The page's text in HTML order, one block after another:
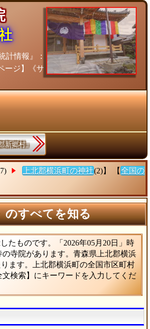
計情報』：
ージ】《サ
新郷村』
上北郡横浜町の神社(2)】 【 全国の
のすべてを知る
たものです。「2026年05月20日」時
寺院があります。青森県上北郡横浜
ます。上北郡横浜町の全国市区町村
検索】にキーワードを入力してくだ